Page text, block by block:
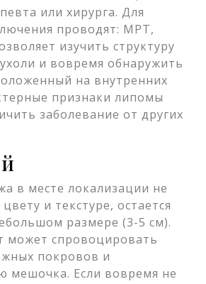
или хирурга. Для
проводят: МРТ,
изучить структуру
и вовремя обнаружить
на внутренних
признаки липомы
заболевание от других
в месте локализации не
и текстуре, остается
размере (3-5 см).
может спровоцировать
покровов и
мешочка. Если вовремя не